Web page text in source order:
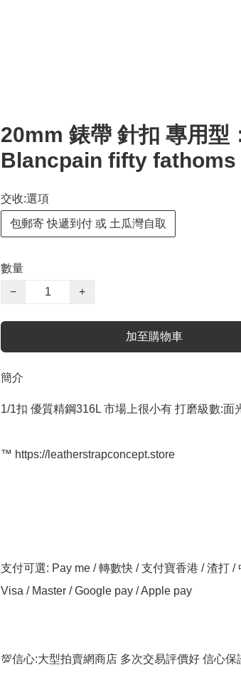
20mm 錶帶 針扣 專用型
Blancpain fifty fathoms
交收:選項
包郵寄 快遞到付 或 土瓜灣自取
數量
−
+
加至購物車
簡介
1/1扣 優質精鋼316L 市場上很小有 打磨級數:面
™️ https://leatherstrapconcept.store
支付可選: Pay me / 轉數快 / 支付寶香港 / 渣打 /
Visa / Master / Google pay / Apple pay
💯信心:大型拍賣網商店 多次交易評價好 信心保